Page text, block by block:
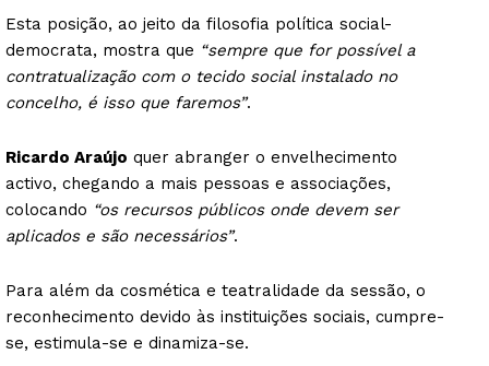
Esta posição, ao jeito da filosofia política social-
democrata, mostra que “sempre que for possível a
contratualização com o tecido social instalado no
concelho, é isso que faremos”.
Ricardo Araújo quer abranger o envelhecimento
activo, chegando a mais pessoas e associações,
colocando “os recursos públicos onde devem ser
aplicados e são necessários”.
Para além da cosmética e teatralidade da sessão, o
reconhecimento devido às instituições sociais, cumpre-
se, estimula-se e dinamiza-se.